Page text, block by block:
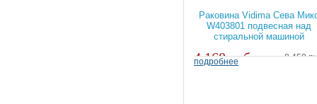
Раковина Vidima Сева
W403801 подвесная над
стиральной машиной
8 450
4 168 руб.
подробнее